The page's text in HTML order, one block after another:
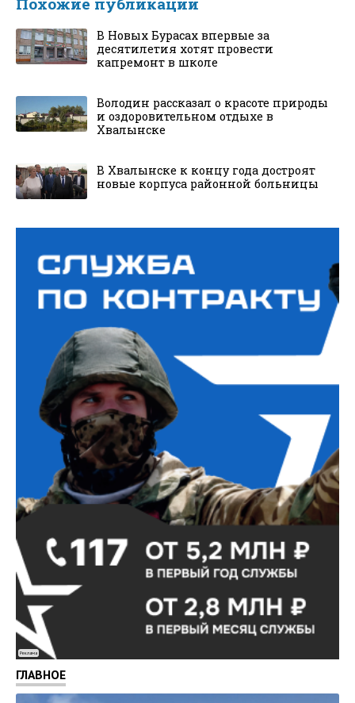
В Новых Бурасах впервые за
десятилетия хотят провести
капремонт в школе
Володин рассказал о красоте природы
и оздоровительном отдыхе в
Хвалынске
В Хвалынске к концу года достроят
новые корпуса районной больницы
Реклама
ГЛАВНОЕ